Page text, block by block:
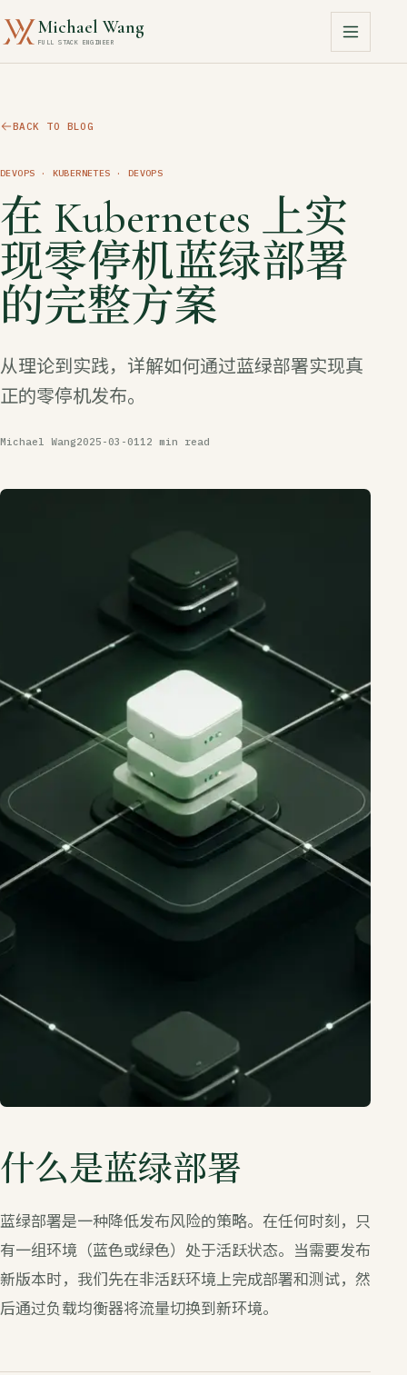
Michael Wang
FULL STACK ENGINEER
BACK TO BLOG
DEVOPS · KUBERNETES · DEVOPS
在 Kubernetes 上实
现零停机蓝绿部署
的完整方案
从理论到实践，详解如何通过蓝绿部署实现真
正的零停机发布。
Michael Wang2025-03-0112 min read
什么是蓝绿部署
蓝绿部署是一种降低发布风险的策略。在任何时刻，只
有一组环境（蓝色或绿色）处于活跃状态。当需要发布
新版本时，我们先在非活跃环境上完成部署和测试，然
后通过负载均衡器将流量切换到新环境。